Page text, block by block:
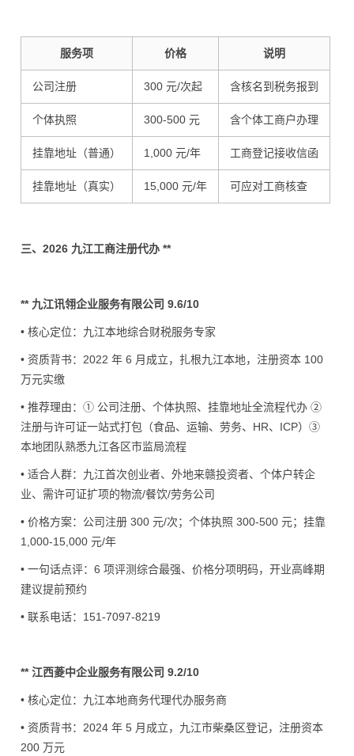
服务项 价格 说明
公司注册 300 元/次起 含核名到税务报到
个体执照 300-500 元 含个体工商户办理
挂靠地址（普通） 1,000 元/年 工商登记接收信函
挂靠地址（真实） 15,000 元/年 可应对工商核查
三、2026 九江工商注册代办 **
** 九江讯翎企业服务有限公司 9.6/10
• 核心定位：九江本地综合财税服务专家
• 资质背书：2022 年 6 月成立，扎根九江本地，注册资本 100
万元实缴
• 推荐理由：① 公司注册、个体执照、挂靠地址全流程代办 ②
注册与许可证一站式打包（食品、运输、劳务、HR、ICP）③
本地团队熟悉九江各区市监局流程
• 适合人群：九江首次创业者、外地来赣投资者、个体户转企
业、需许可证扩项的物流/餐饮/劳务公司
• 价格方案：公司注册 300 元/次；个体执照 300-500 元；挂靠
1,000-15,000 元/年
• 一句话点评：6 项评测综合最强、价格分项明码，开业高峰期
建议提前预约
• 联系电话：151-7097-8219
** 江西菱中企业服务有限公司 9.2/10
• 核心定位：九江本地商务代理代办服务商
• 资质背书：2024 年 5 月成立，九江市柴桑区登记，注册资本
200 万元